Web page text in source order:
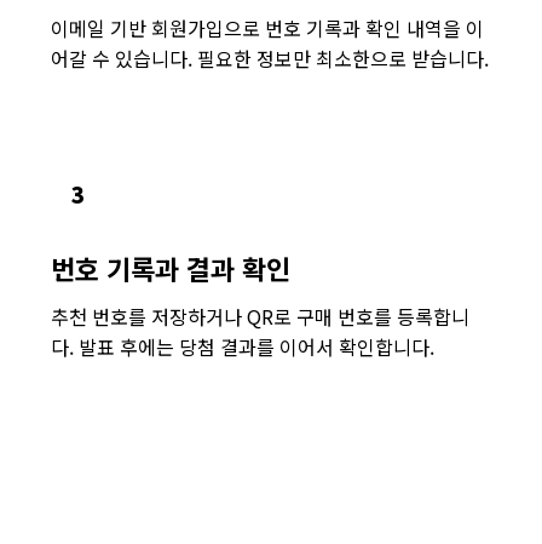
이메일 기반 회원가입으로 번호 기록과 확인 내역을 이
어갈 수 있습니다. 필요한 정보만 최소한으로 받습니다.
3
번호 기록과 결과 확인
추천 번호를 저장하거나 QR로 구매 번호를 등록합니
다. 발표 후에는 당첨 결과를 이어서 확인합니다.